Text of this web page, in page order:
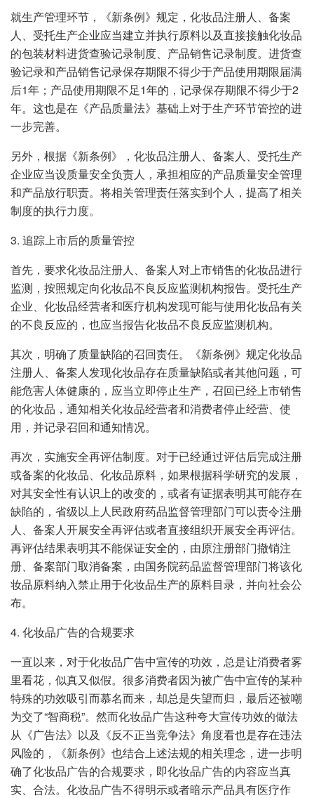
就生产管理环节，《新条例》规定，化妆品注册人、备案
人、受托生产企业应当建立并执行原料以及直接接触化妆品
的包装材料进货查验记录制度、产品销售记录制度。进货查
验记录和产品销售记录保存期限不得少于产品使用期限届满
后1年；产品使用期限不足1年的，记录保存期限不得少于2
年。这也是在《产品质量法》基础上对于生产环节管控的进
一步完善。
另外，根据《新条例》，化妆品注册人、备案人、受托生产
企业应当设质量安全负责人，承担相应的产品质量安全管理
和产品放行职责。将相关管理责任落实到个人，提高了相关
制度的执行力度。
3. 追踪上市后的质量管控
首先，要求化妆品注册人、备案人对上市销售的化妆品进行
监测，按照规定向化妆品不良反应监测机构报告。受托生产
企业、化妆品经营者和医疗机构发现可能与使用化妆品有关
的不良反应的，也应当报告化妆品不良反应监测机构。
其次，明确了质量缺陷的召回责任。《新条例》规定化妆品
注册人、备案人发现化妆品存在质量缺陷或者其他问题，可
能危害人体健康的，应当立即停止生产，召回已经上市销售
的化妆品，通知相关化妆品经营者和消费者停止经营、使
用，并记录召回和通知情况。
再次，实施安全再评估制度。对于已经通过评估后完成注册
或备案的化妆品、化妆品原料，如果根据科学研究的发展，
对其安全性有认识上的改变的，或者有证据表明其可能存在
缺陷的，省级以上人民政府药品监督管理部门可以责令注册
人、备案人开展安全再评估或者直接组织开展安全再评估。
再评估结果表明其不能保证安全的，由原注册部门撤销注
册、备案部门取消备案，由国务院药品监督管理部门将该化
妆品原料纳入禁止用于化妆品生产的原料目录，并向社会公
布。
4. 化妆品广告的合规要求
一直以来，对于化妆品广告中宣传的功效，总是让消费者雾
里看花，似真又似假。很多消费者因为被广告中宣传的某种
特殊的功效吸引而慕名而来，却总是失望而归，最后还被嘲
为交了“智商税”。然而化妆品广告这种夸大宣传功效的做法
从《广告法》以及《反不正当竞争法》角度看也是存在违法
风险的，《新条例》也结合上述法规的相关理念，进一步明
确了化妆品广告的合规要求，即化妆品广告的内容应当真
实、合法。化妆品广告不得明示或者暗示产品具有医疗作